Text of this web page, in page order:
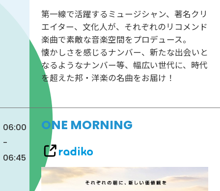
第一線で活躍するミュージシャン、著名クリ
エイター、文化人が、それぞれのリコメンド
楽曲で素敵な音楽空間をプロデュース。
懐かしさを感じるナンバー、新たな出会いと
なるようなナンバー等、幅広い世代に、時代
を超えた邦・洋楽の名曲をお届け！
06:00
-
06:45
ONE MORNING